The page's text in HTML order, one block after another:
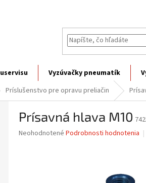
Vyzúvačky pneumatík
Príslušenstvo pre opravu preliačin
Prísavná hlava M10
Priemerné
Neohodnotené Podrobnosti hodnotenia